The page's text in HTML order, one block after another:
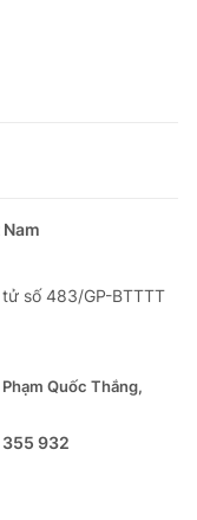
số 483/GP-BTTTT
Quốc Thắng,
932